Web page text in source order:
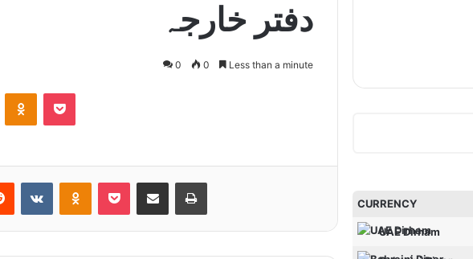
دفتر خارجہ
0 0 Less than a minute
CURRENCY
UAE Dirham